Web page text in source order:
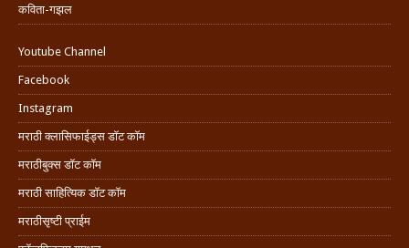
कविता-गझल
Youtube Channel
Facebook
Instagram
मराठी क्लासिफाईड्स डॉट कॉम
मराठीबुक्स डॉट कॉम
मराठी साहित्यिक डॉट कॉम
मराठीसृष्टी प्राईम